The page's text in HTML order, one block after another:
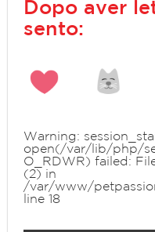
Dopo aver
sento:
Warning :
open(/var/lib/php/
O_RDWR) failed:
(2) in
/var/www/
line 18